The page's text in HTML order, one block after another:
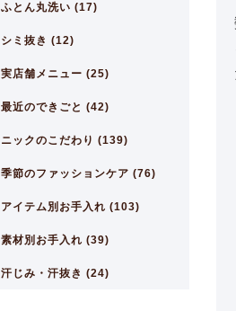
ふとん丸洗い (17)
シミ抜き (12)
実店舗メニュー (25)
最近のできごと (42)
ニックのこだわり (139)
季節のファッションケア (76)
アイテム別お手入れ (103)
素材別お手入れ (39)
汗じみ・汗抜き (24)